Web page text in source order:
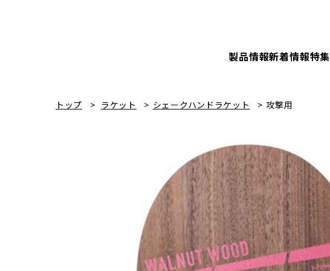
製品情報新着情報特集
トップ ラケット シェークハンドラケット 攻撃用